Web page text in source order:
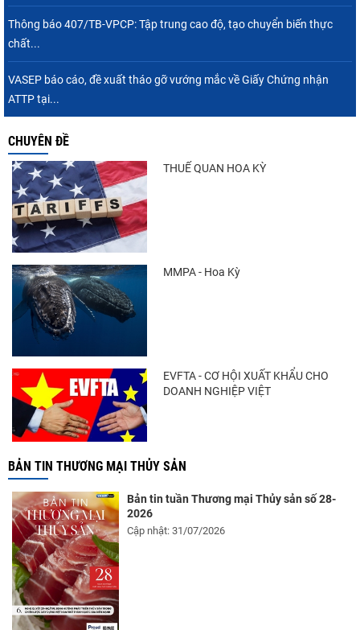
Thông báo 407/TB-VPCP: Tập trung cao độ, tạo chuyển biến thực
chất...
VASEP báo cáo, đề xuất tháo gỡ vướng mắc về Giấy Chứng nhận
ATTP tại...
CHUYÊN ĐỀ
THUẾ QUAN HOA KỲ
MMPA - Hoa Kỳ
EVFTA - CƠ HỘI XUẤT KHẨU CHO
DOANH NGHIỆP VIỆT
BẢN TIN THƯƠNG MẠI THỦY SẢN
Bản tin tuần Thương mại Thủy sản số 28-
2026
Cập nhật: 31/07/2026